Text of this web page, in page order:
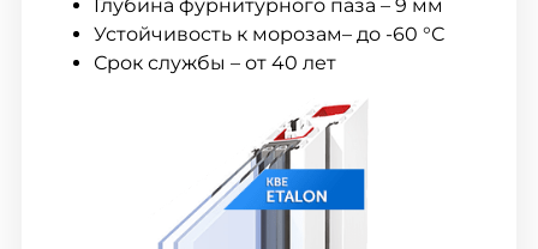
Глубина фурнитурного паза – 9 мм
Устойчивость к морозам– до -60 °С
Срок службы – от 40 лет